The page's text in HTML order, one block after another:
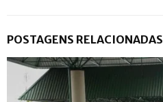
POSTAGENS RELACIONADAS